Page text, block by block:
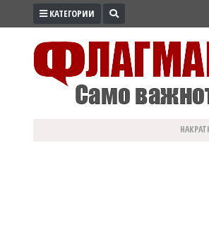
ПРОМО
КАТЕГОРИИ